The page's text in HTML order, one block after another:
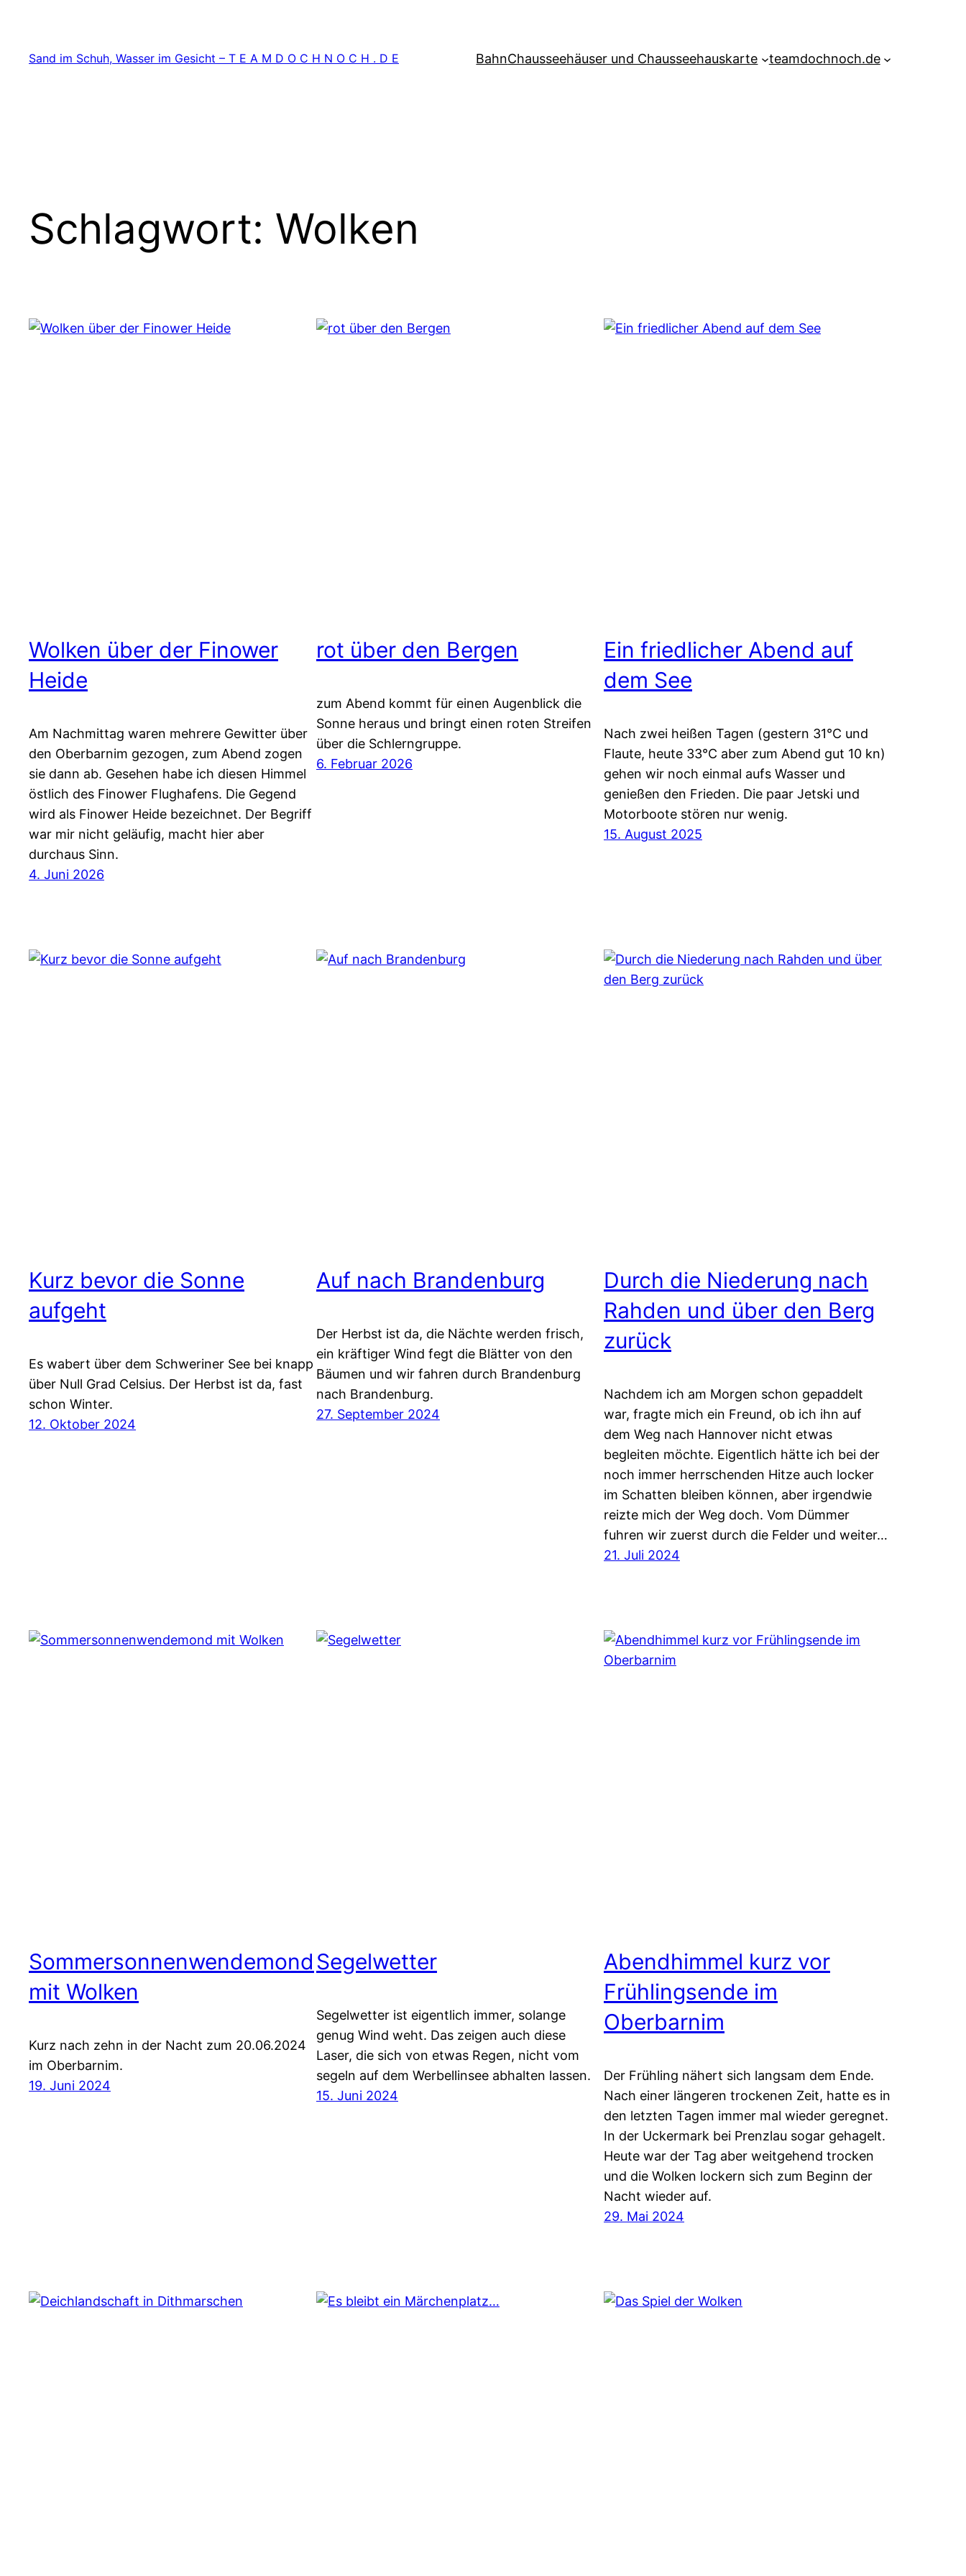
springen
Sand im Schuh, Wasser im Gesicht – T E A M D O C H N O C H . D E BahnChausseehäuser und Chausseehauskarte teamdochnoch.de
Schlagwort: Wolken
Wolken über der Finower
Heide
Am Nachmittag waren mehrere Gewitter über
den Oberbarnim gezogen, zum Abend zogen
sie dann ab. Gesehen habe ich diesen Himmel
östlich des Finower Flughafens. Die Gegend
wird als Finower Heide bezeichnet. Der Begriff
war mir nicht geläufig, macht hier aber
durchaus Sinn.
4. Juni 2026
rot über den Bergen
zum Abend kommt für einen Augenblick die
Sonne heraus und bringt einen roten Streifen
über die Schlerngruppe.
6. Februar 2026
Ein friedlicher Abend auf
dem See
Nach zwei heißen Tagen (gestern 31°C und
Flaute, heute 33°C aber zum Abend gut 10 kn)
gehen wir noch einmal aufs Wasser und
genießen den Frieden. Die paar Jetski und
Motorboote stören nur wenig.
15. August 2025
Kurz bevor die Sonne
aufgeht
Es wabert über dem Schweriner See bei knapp
über Null Grad Celsius. Der Herbst ist da, fast
schon Winter.
12. Oktober 2024
Auf nach Brandenburg
Der Herbst ist da, die Nächte werden frisch,
ein kräftiger Wind fegt die Blätter von den
Bäumen und wir fahren durch Brandenburg
nach Brandenburg.
27. September 2024
Durch die Niederung nach
Rahden und über den Berg
zurück
Nachdem ich am Morgen schon gepaddelt
war, fragte mich ein Freund, ob ich ihn auf
dem Weg nach Hannover nicht etwas
begleiten möchte. Eigentlich hätte ich bei der
noch immer herrschenden Hitze auch locker
im Schatten bleiben können, aber irgendwie
reizte mich der Weg doch. Vom Dümmer
fuhren wir zuerst durch die Felder und weiter…
21. Juli 2024
Sommersonnenwendemond
mit Wolken
Kurz nach zehn in der Nacht zum 20.06.2024
im Oberbarnim.
19. Juni 2024
Segelwetter
Segelwetter ist eigentlich immer, solange
genug Wind weht. Das zeigen auch diese
Laser, die sich von etwas Regen, nicht vom
segeln auf dem Werbellinsee abhalten lassen.
15. Juni 2024
Abendhimmel kurz vor
Frühlingsende im
Oberbarnim
Der Frühling nähert sich langsam dem Ende.
Nach einer längeren trockenen Zeit, hatte es in
den letzten Tagen immer mal wieder geregnet.
In der Uckermark bei Prenzlau sogar gehagelt.
Heute war der Tag aber weitgehend trocken
und die Wolken lockern sich zum Beginn der
Nacht wieder auf.
29. Mai 2024